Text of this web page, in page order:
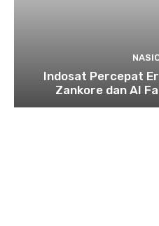
Indosat Percepat
Zankore dan AI